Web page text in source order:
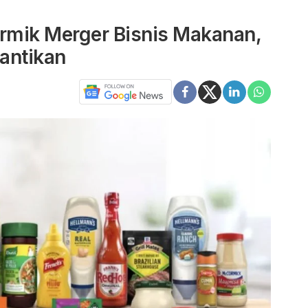
Merger Bisnis Makanan,